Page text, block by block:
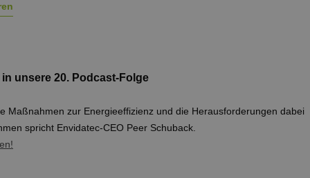
unsere 20. Podcast-Folge
Maßnahmen zur Energieeffizienz und die Herausforderungen dabei
spricht Envidatec-CEO Peer Schuback.